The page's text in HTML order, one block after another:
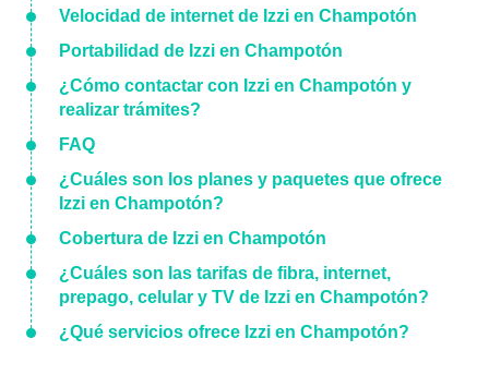
Velocidad de internet de Izzi en Champotón
Portabilidad de Izzi en Champotón
¿Cómo contactar con Izzi en Champotón y
realizar trámites?
FAQ
¿Cuáles son los planes y paquetes que ofrece
Izzi en Champotón?
Cobertura de Izzi en Champotón
¿Cuáles son las tarifas de fibra, internet,
prepago, celular y TV de Izzi en Champotón?
¿Qué servicios ofrece Izzi en Champotón?